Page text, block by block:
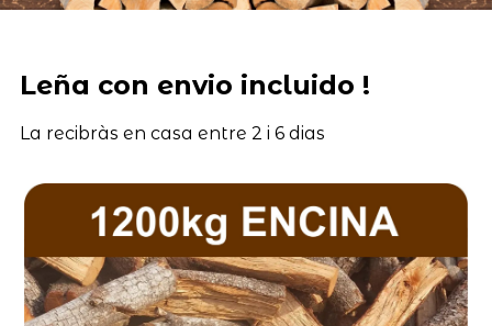
Leña con envio incluido !
La recibràs en casa entre 2 i 6 dias